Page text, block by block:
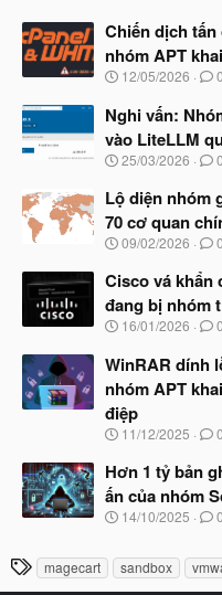
Chiến dịch
nhóm APT
N
à
y
b
ắ
đ
ầ
u
12/05/2026 0
Nghi vấn:
vào LiteLLM
N
à
y
b
ắ
đ
ầ
u
25/03/2026 0
Lộ diện nhóm
70 cơ quan
N
à
b
ắ
đ
ầ
u
09/02/2026 0
Cisco vá khẩn
đang bị nhóm
N
à
y
b
ắ
t
ầ
u
16/01/2026 0
WinRAR dính
nhóm APT
điệp
N
à
b
ắ
đ
ầ
u
11/12/2025 0
Hơn 1 tỷ bản
ấn của nhóm
N
y
14/10/2025 0
T
h
magecart sandbox